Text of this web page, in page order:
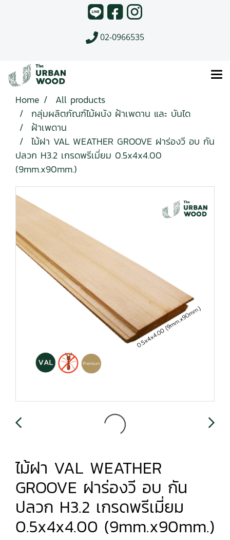
02-0966535
Home
All products
กลุ่มผลิตภัณฑ์ไม้ผนัง ฝ้าเพดาน และ บันได
ฝ้าเพดาน
ไม้ฝา VAL WEATHER GROOVE ฝาร่องวี อบ กัน
ปลวก H3.2 เกรดพรีเมี่ยม 0.5x4x4.00
(9mm.x90mm.)
ไม้ฝา VAL WEATHER
GROOVE ฝาร่องวี อบ กัน
ปลวก H3.2 เกรดพรีเมี่ยม
0.5x4x4.00 (9mm.x90mm.)